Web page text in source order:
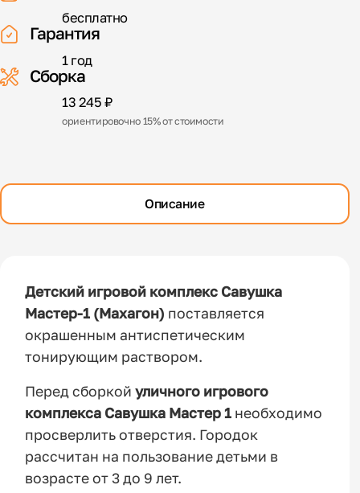
бесплатно
Гарантия
1 год
Сборка
13 245 ₽
ориентировочно 15% от стоимости
Описание
Детский игровой комплекс Савушка
Мастер-1 (Махагон) поставляется
окрашенным антиспетическим
тонирующим раствором.
Перед сборкойуличного игрового
комплекса Савушка Мастер 1 необходимо
просверлить отверстия. Городок
рассчитан на пользование детьми в
возрасте от 3 до 9 лет.